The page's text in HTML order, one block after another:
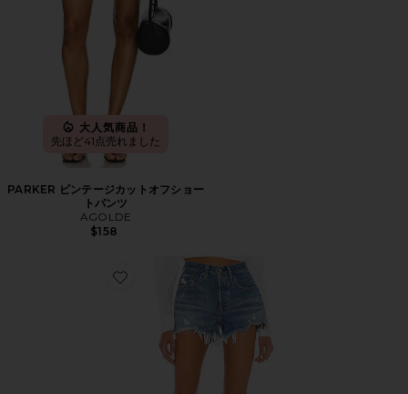
大人気商品！
先ほど41点売れました
PARKER ビンテージカットオフショー
トパンツ
AGOLDE
$158
Favorite 501 ORIGINAL デニムショートパンツ